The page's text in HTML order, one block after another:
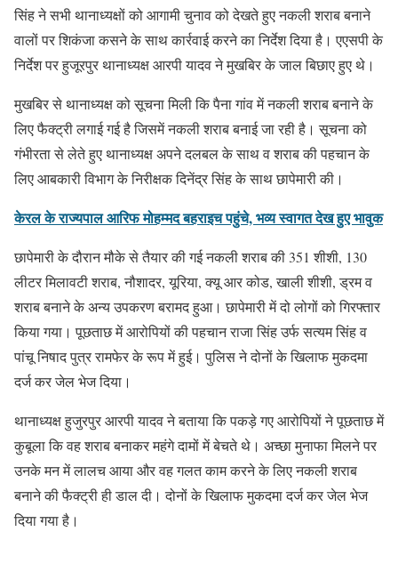
सिंह ने सभी थानाध्यक्षों को आगामी चुनाव को देखते हुए नकली शराब बनाने
वालों पर शिकंजा कसने के साथ कार्रवाई करने का निर्देश दिया है। एएसपी के
निर्देश पर हुजूरपुर थानाध्यक्ष आरपी यादव ने मुखबिर के जाल बिछाए हुए थे।
मुखबिर से थानाध्यक्ष को सूचना मिली कि पैना गांव में नकली शराब बनाने के
लिए फैक्ट्री लगाई गई है जिसमें नकली शराब बनाई जा रही है। सूचना को
गंभीरता से लेते हुए थानाध्यक्ष अपने दलबल के साथ व शराब की पहचान के
लिए आबकारी विभाग के निरीक्षक दिनेंद्र सिंह के साथ छापेमारी की।
केरल के राज्यपाल आरिफ मोहम्मद बहराइच पहुंचे, भव्य स्वागत देख हुए भावुक
छापेमारी के दौरान मौके से तैयार की गई नकली शराब की 351 शीशी, 130
लीटर मिलावटी शराब, नौशादर, यूरिया, क्यू आर कोड, खाली शीशी, ड्रम व
शराब बनाने के अन्य उपकरण बरामद हुआ। छापेमारी में दो लोगों को गिरफ्तार
किया गया। पूछताछ में आरोपियों की पहचान राजा सिंह उर्फ सत्यम सिंह व
पांचू निषाद पुत्र रामफेर के रूप में हुई। पुलिस ने दोनों के खिलाफ मुकदमा
दर्ज कर जेल भेज दिया।
थानाध्यक्ष हुजुरपुर आरपी यादव ने बताया कि पकड़े गए आरोपियों ने पूछताछ में
कुबूला कि वह शराब बनाकर महंगे दामों में बेचते थे। अच्छा मुनाफा मिलने पर
उनके मन में लालच आया और वह गलत काम करने के लिए नकली शराब
बनाने की फैक्ट्री ही डाल दी। दोनों के खिलाफ मुकदमा दर्ज कर जेल भेज
दिया गया है।